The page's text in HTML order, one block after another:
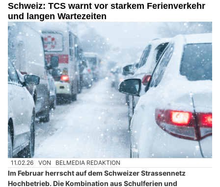
Schweiz: TCS warnt vor starkem Ferienverkehr
und langen Wartezeiten
11.02.26 VON BELMEDIA REDAKTION
Im Februar herrscht auf dem Schweizer Strassennetz
Hochbetrieb. Die Kombination aus Schulferien und